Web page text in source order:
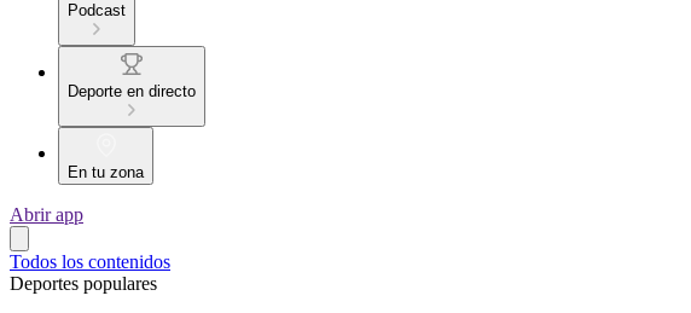
Podcast
Deporte en directo
En tu zona
Abrir app
Todos los contenidos
Deportes populares